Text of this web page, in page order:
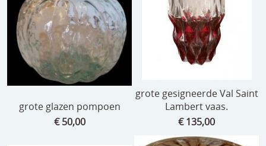
speelgoed
zilverwerk
klokken
spiegels
tapijten
grote glazen pompoen
€ 50,00
grote gesigneerde Val Saint
Lambert vaas.
€ 135,00